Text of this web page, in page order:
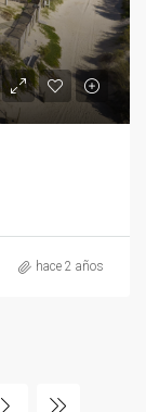
hace 2 años